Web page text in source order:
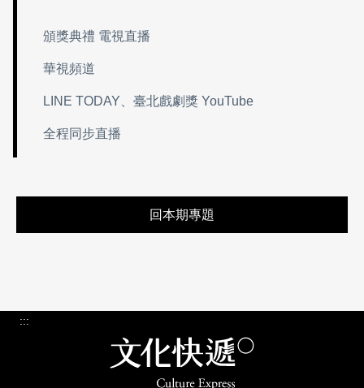
頒獎典禮 電視直播
華視頻道
LINE TODAY、臺北戲劇獎 YouTube
全程同步直播
回本期專題
:::